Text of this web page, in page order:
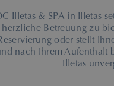
Illetas & SPA in Illetas
Betreuung zu
oder stellt
nach Ihrem Aufenthalt
Illetas